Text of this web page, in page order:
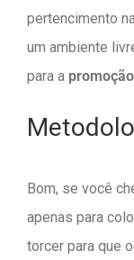
pertencimento
um ambiente
para a
Bom, se você
apenas para
torcer para que